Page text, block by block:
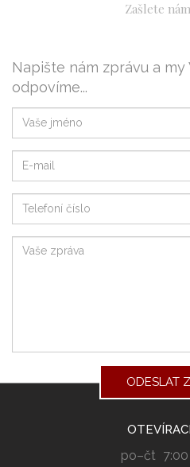
Zašlete
Napište nám zprávu a my
odpovíme...
ODESLAT
po–čt